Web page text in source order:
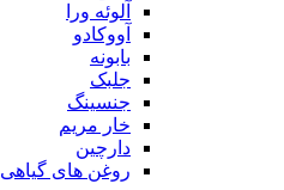
آلوئه ورا
آووکادو
بابونه
جلبک
جنسینگ
خار مریم
دارچین
روغن های گیاهی